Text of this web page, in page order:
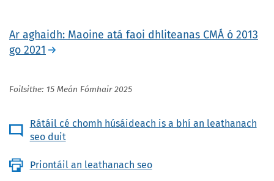
Ar aghaidh: Maoine atá faoi dhliteanas CMÁ ó 2013
go 2021
Foilsithe: 15 Meán Fómhair 2025
Rátáil cé chomh húsáideach is a bhí an leathanach
seo duit
Priontáil an leathanach seo